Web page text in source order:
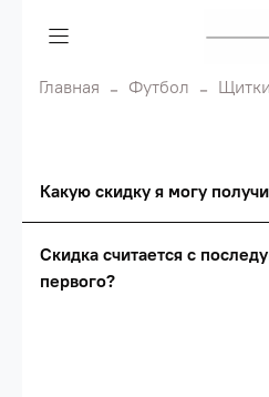
Главная Футбол
Какую скидку я могу
Сумма скидки зависит
Скидка считается с
первого?